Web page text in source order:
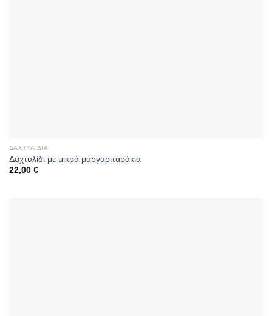
ΔΑΧΤΥΛΊΔΙΑ
Δαχτυλίδι με μικρά μαργαριταράκια
22,00 €